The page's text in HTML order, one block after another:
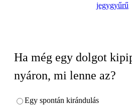
jegygyűrű
Ha még egy dolgot
nyáron, mi lenne az?
Egy spontán kirándulás